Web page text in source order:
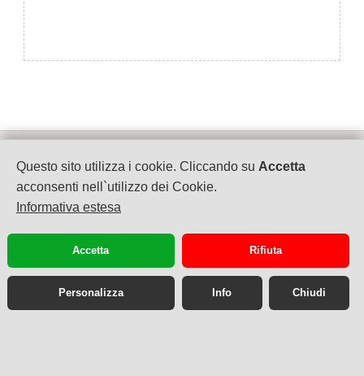
Questo sito utilizza i cookie. Cliccando su Accetta
acconsenti nell`utilizzo dei Cookie.
Informativa estesa
Accetta Rifiuta
Personalizza Info Chiudi
P.IVA 07585440964
Email info@gadaweb.com
privacy cookie